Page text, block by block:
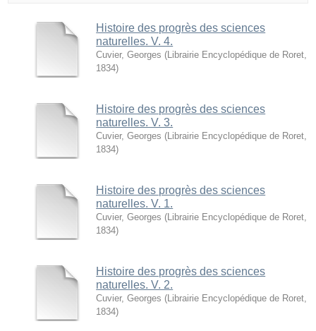
Histoire des progrès des sciences
naturelles. V. 4.
Cuvier, Georges ( Librairie Encyclopédique de Roret
1834)
Histoire des progrès des sciences
naturelles. V. 3.
Cuvier, Georges ( Librairie Encyclopédique de Roret
1834)
Histoire des progrès des sciences
naturelles. V. 1.
Cuvier, Georges ( Librairie Encyclopédique de Roret
1834)
Histoire des progrès des sciences
naturelles. V. 2.
Cuvier, Georges ( Librairie Encyclopédique de Roret
1834)